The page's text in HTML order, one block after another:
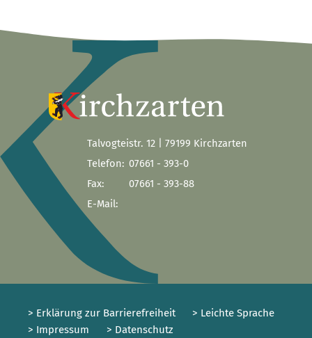
Talvogteistr. 12 | 79199 Kirchzarten
Telefon: 07661 - 393-0
Fax:
07661 - 393-88
E-Mail:
> Erklärung zur Barrierefreiheit
> Leichte Sprache
> Impressum
> Datenschutz